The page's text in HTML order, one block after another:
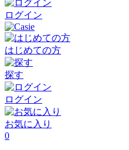
ログイン
はじめての方
探す
ログイン
お気に入り
0